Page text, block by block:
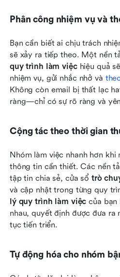
Phân công nhiệm vụ và
Bạn cần biết ai chịu trách
sẽ xảy ra tiếp theo. Một nền
quy trình làm việc hiệu quả
nhiệm vụ, gửi nhắc nhở và
Không còn email bị thất lạc
ràng—chỉ có sự rõ ràng và
Cộng tác theo thời gian
Nhóm làm việc nhanh hơn
thông tin cần thiết. Các nền
tập tin chia sẻ, cửa sổ trò
và cập nhật trong từng quy
lý quy trình làm việc của bạn
nhau, quyết định được đưa ra
tục tiến triển.
Tự động hóa cho nhóm